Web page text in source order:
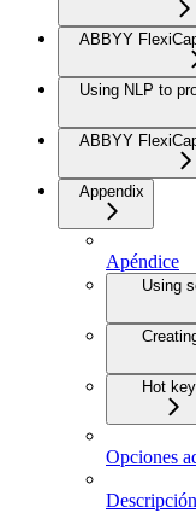
ABBYY
Using NLP to
ABBYY
Appendix
Apéndice
Using
Hot
Opciones